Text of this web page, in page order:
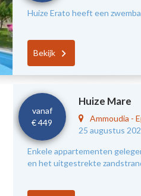
Huize Erato heeft een
Bekijk
vanaf
€ 449
Huize Mare
Ammoudia -
25 augustus
Enkele appartementen
en het uitgestrekte